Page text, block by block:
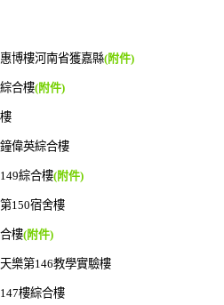
博樓河南省獲嘉縣(附件)
合樓(附件)
偉英綜合樓
綜合樓(附件)
150宿舍樓
樓(附件)
樂第146教學實驗樓
樓綜合樓